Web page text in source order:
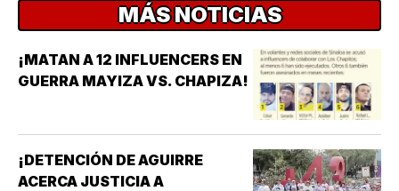
MÁS NOTICIAS
¡MATAN A 12 INFLUENCERS EN
GUERRA MAYIZA VS. CHAPIZA!
¡DETENCIÓN DE AGUIRRE
ACERCA JUSTICIA A